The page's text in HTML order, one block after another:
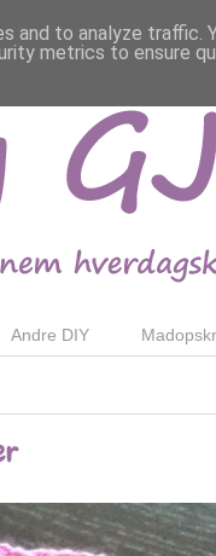
Andre DIY
to analyze traffic.
metrics to ensure